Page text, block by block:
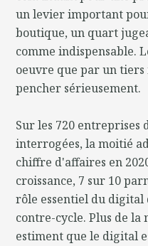
un levier important
boutique, un quart
comme indispensable.
oeuvre que par un
pencher sérieusement.
Sur les 720 entreprises
interrogées, la moitié
chiffre d'affaires en
croissance, 7 sur 10
rôle essentiel du digital
contre-cycle. Plus de la
estiment que le digital